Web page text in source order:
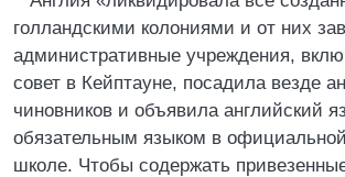
голландскими колониями и от них
административные учреждения,
совет в Кейптауне, посадила везде
чиновников и объявила английский
обязательным языком в
школе. Чтобы содержать